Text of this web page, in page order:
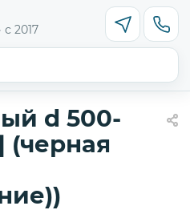
2017
d 500-
(черная